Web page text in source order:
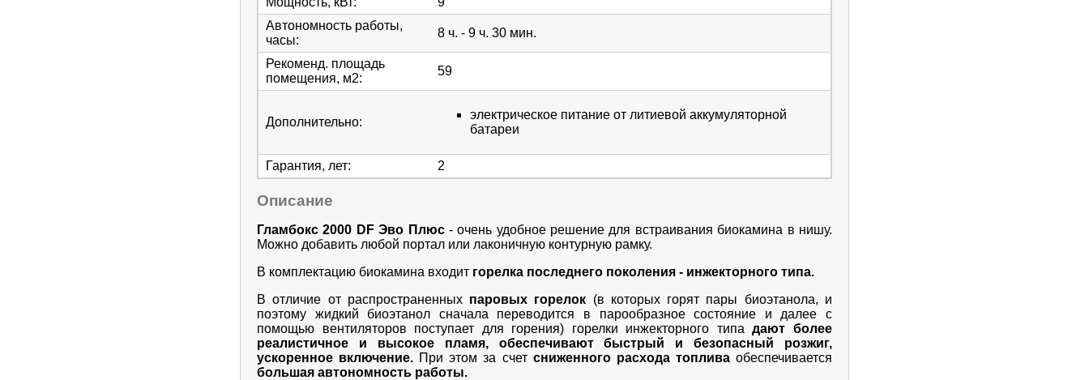
Автономность работы,
часы:
8 ч. - 9 ч. 30 мин.
Рекоменд. площадь
помещения, м2:
59
Дополнительно:
электрическое питание от литиевой аккумуляторной
батареи
Гарантия, лет: 2
Описание
Гламбокс 2000 DF Эво Плюс- очень удобное решение для встраивания биокамина в нишу.
Можно добавить любой портал или лаконичную контурную рамку.
В комплектацию биокамина входит горелка последнего поколения - инжекторного типа.
В отличие от распространенных паровых горелок (в которых горят пары биоэтанола, и
поэтому жидкий биоэтанол сначала переводится в парообразное состояние и далее с
помощью вентиляторов поступает для горения) горелки инжекторного типадают более
реалистичное и высокое пламя, обеспечивают быстрый и безопасный розжиг,
ускоренное включение. При этом за счет сниженного расхода топливаобеспечивается
большая автономность работы.